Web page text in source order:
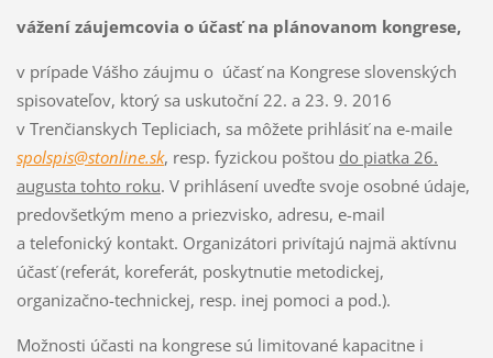
vážení záujemcovia o účasť na plánovanom kongrese,
v prípade Vášho záujmu o účasť na Kongrese slovenských
spisovateľov, ktorý sa uskutoční 22. a 23. 9. 2016
v Trenčianskych Tepliciach, sa môžete prihlásiť na e-maile
spolspis@stonline.sk, resp. fyzickou poštou do piatka 26.
augusta tohto roku. V prihlásení uveďte svoje osobné údaje,
predovšetkým meno a priezvisko, adresu, e-mail
a telefonický kontakt. Organizátori privítajú najmä aktívnu
účasť (referát, koreferát, poskytnutie metodickej,
organizačno-technickej, resp. inej pomoci a pod.).
Možnosti účasti na kongrese sú limitované kapacitne i